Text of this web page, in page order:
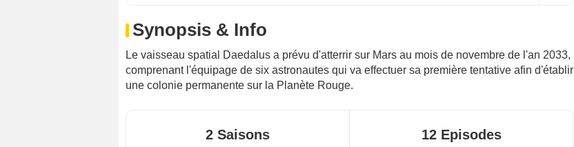
Synopsis & Info
Le vaisseau spatial Daedalus a prévu d'atterrir sur Mars au mois de novembre de l'an 2033,
comprenant l'équipage de six astronautes qui va effectuer sa première tentative afin d'établir
une colonie permanente sur la Planète Rouge.
2 Saisons 12 Episodes